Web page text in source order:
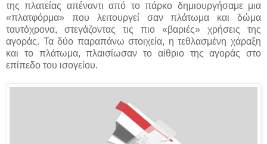
της πλατείας απέναντι από το πάρκο δημιουργήσαμε μια
«πλατφόρμα» που λειτουργεί σαν πλάτωμα και δώμα
ταυτόχρονα, στεγάζοντας τις πιο «βαριές» χρήσεις της
αγοράς. Τα δύο παραπάνω στοιχεία, η τεθλασμένη χάραξη
και το πλάτωμα, πλαισίωσαν το αίθριο της αγοράς στο
επίπεδο του ισογείου.